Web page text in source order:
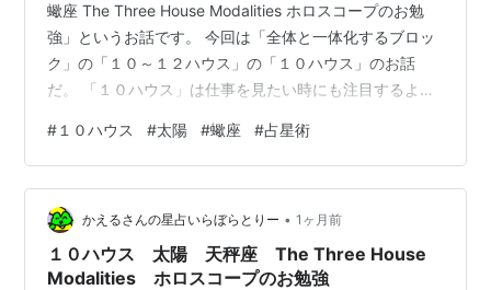
蠍座 The Three House Modalities ホロスコープのお勉
強」というお話です。 今回は「全体と一体化するブロッ
ク」の「１０～１２ハウス」の「１０ハウス」のお話
だ。 「１０ハウス」は仕事を見たい時にも注目するよ
人的に実現したいことは「３ハウス」、無意識の働くリ
ラックスできるイメージは「３ハウス」。 安心できるイ
メージは「４ハウス」目指し方は「５ハウス」技術的に
は「６ハウス」。 自分の意見の通し方は「７ハウス」自
分の限界の超え方、限界点は「８ハウス」、考え方、方
針、総合力は…
# １０ハウス #太陽 #蠍座 #占星術
かえるさんの星占いらぼらとりー • 1ヶ月前
１０ハウス 太陽 天秤座 The Three House
Modalities ホロスコープのお勉強